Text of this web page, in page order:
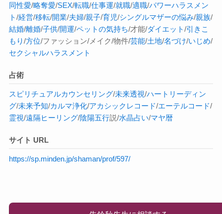
同性愛/略奪愛/SEX/転職/仕事運/就職/適職/パワーハラスメン
ト/経営/移転/開業/夫婦/親子/育児/シングルマザーの悩み/親族/
結婚/離婚/子供/開運/ペットの気持ち/才能/ダイエット/引きこ
もり/方位/ファッション/メイク/物件/芸能/土地/名づけ/いじめ/
セクシャルハラスメント
占術
スピリチュアルカウンセリング/未来透視/ハートリーディン
グ/未来予知/カルマ浄化/アカシックレコード/エーテルコード/
霊視/遠隔ヒーリング/陰陽五行説/水晶占い/マヤ暦
サイト URL
https://sp.minden.jp/shaman/prof/597/